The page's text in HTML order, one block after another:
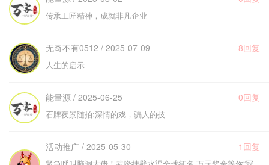
传承工匠精神，成就非凡企业
无奇不有0512 / 2025-07-09 8回复
人生的启示
能量源 / 2025-06-25 0回复
石牌夜景随拍:深情的戏，骗人的技
活动推广 / 2025-05-30 1回复